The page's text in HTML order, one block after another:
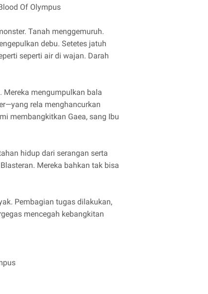
Of Olympus
Tanah menggemuruh.
debu. Setetes jatuh
seperti air di wajan. Darah
Mereka mengumpulkan bala
rela menghancurkan
membangkitkan Gaea, sang Ibu
hidup dari serangan serta
Mereka bahkan tak bisa
Pembagian tugas dilakukan,
mencegah kebangkitan